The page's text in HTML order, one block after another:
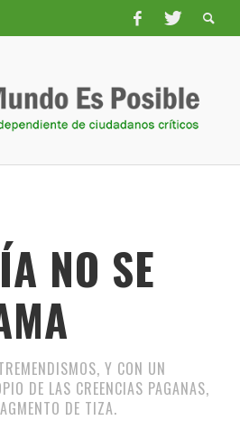
NO SE
Y CON UN
DE LAS CREENCIAS PAGANAS,
DE TIZA.